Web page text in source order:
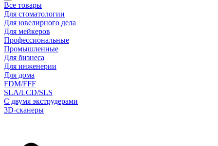
Все товары
Для стоматологии
Для ювелирного дела
Для мейкеров
Профессиональные
Промышленные
Для бизнеса
Для инженерии
Для дома
FDM/FFF
SLA/LCD/SLS
С двумя экструдерами
3D-сканеры